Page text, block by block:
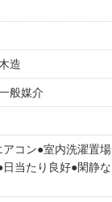
造
般媒介
アコン 室内洗濯置場
日当たり良好 閑静な